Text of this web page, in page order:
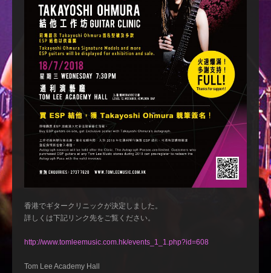
香港でギタークリニックが決定しました。
詳しくは下記リンク先をご覧ください。
http://www.tomleemusic.com.hk/events_1_1.php?id=608
Tom Lee Academy Hall